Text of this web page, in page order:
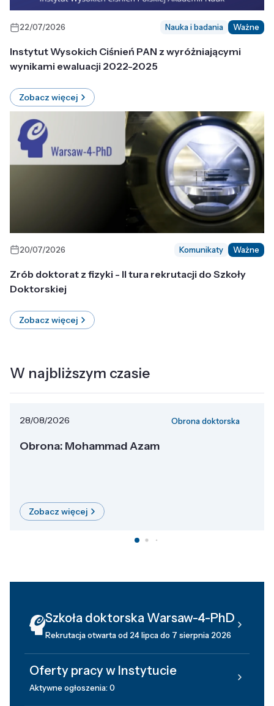
22/07/2026 Nauka i badania Ważne
Instytut Wysokich Ciśnień PAN z wyróżniającymi
wynikami ewaluacji 2022-2025
Zobacz więcej
20/07/2026 Komunikaty Ważne
Zrób doktorat z fizyki - II tura rekrutacji do Szkoły
Doktorskiej
Zobacz więcej
W najbliższym czasie
28/08/2026 Obrona doktorska
Obrona: Mohammad Azam
Zobacz więcej
Szkoła doktorska Warsaw-4-PhD
Rekrutacja otwarta od 24 lipca do 7 sierpnia 2026
Oferty pracy w Instytucie
Aktywne ogłoszenia: 0